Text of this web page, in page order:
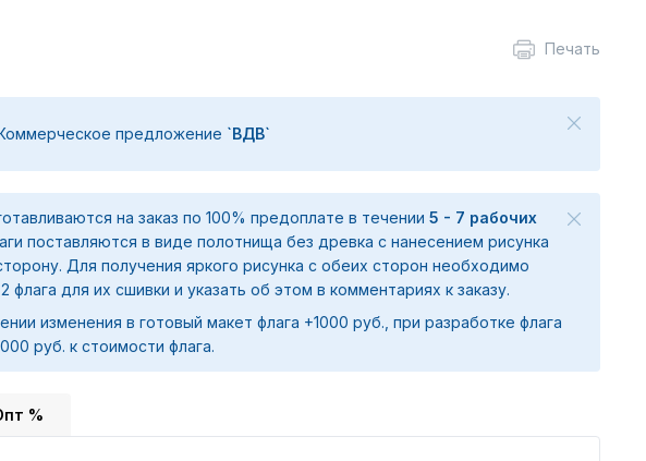
Печать
предложение `ВДВ`
на заказ по 100% предоплате в течении 5 - 7 рабочих
поставляются в виде полотнища без древка с нанесением рисунка
Для получения яркого рисунка с обеих сторон необходимо
2 флага для их сшивки и указать об этом в комментариях к заказу.
изменения в готовый макет флага +1000 руб., при разработке флага
руб. к стоимости флага.
%